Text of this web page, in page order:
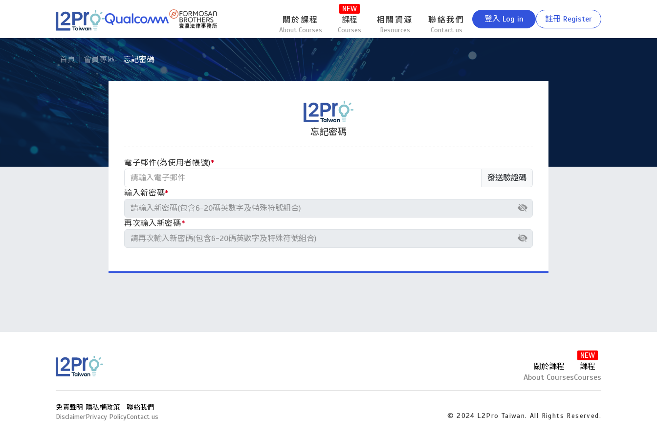
關於課程
About Courses
NEW
課程
Courses
相關資源
Resources
聯絡我們
Contact us
登入 Log in 註冊 Register
首頁 會員專區 忘記密碼
忘記密碼
電子郵件(為使用者帳號)*
發送驗證碼
輸入新密碼*
再次輸入新密碼*
關於課程
About Courses
NEW
課程
Courses
免責聲明
Disclaimer
隱私權政策
Privacy Policy
聯絡我們
Contact us
© 2024 L2Pro Taiwan. All Rights Reserved.